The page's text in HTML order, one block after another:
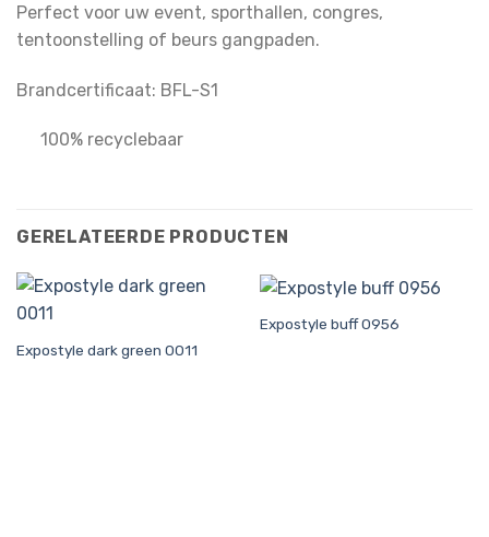
Perfect voor uw event, sporthallen, congres,
tentoonstelling of beurs gangpaden.
Brandcertificaat: BFL-S1
100% recyclebaar
GERELATEERDE PRODUCTEN
Expostyle dark green 0011
Expostyle buff 0956